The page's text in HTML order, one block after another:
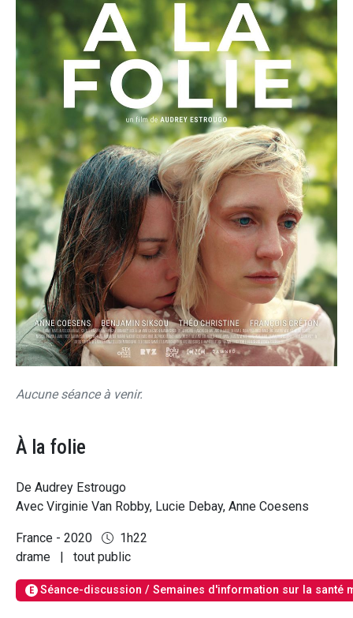
Aucune séance à venir.
À la folie
De Audrey Estrougo
Avec Virginie Van Robby, Lucie Debay, Anne Coesens
France - 2020
1h22
drame
| tout public
E Séance-discussion / Semaines d'information sur la santé